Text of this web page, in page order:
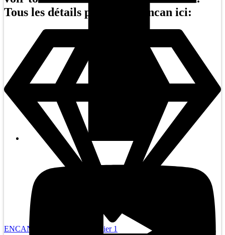
Tous les détails pour votre encan ici:
ENCAN SILENCIEUX - Sentier 1